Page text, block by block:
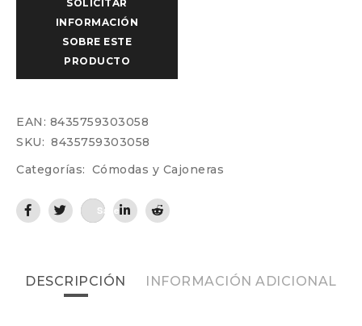
EAN: 8435759303058
SKU: 8435759303058
Categorías: Cómodas y Cajoneras
Save
DESCRIPCIÓN INFORMACIÓN ADICIONAL